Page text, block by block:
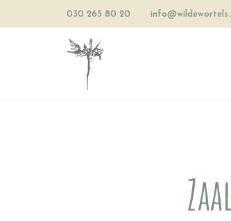
030 265 80 20